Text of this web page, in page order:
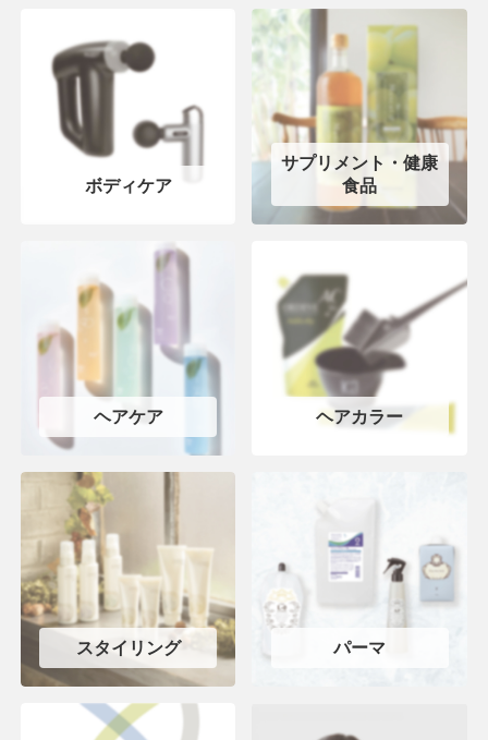
ボディケア
サプリメント・健康
食品
ヘアケア ヘアカラー
スタイリング パーマ